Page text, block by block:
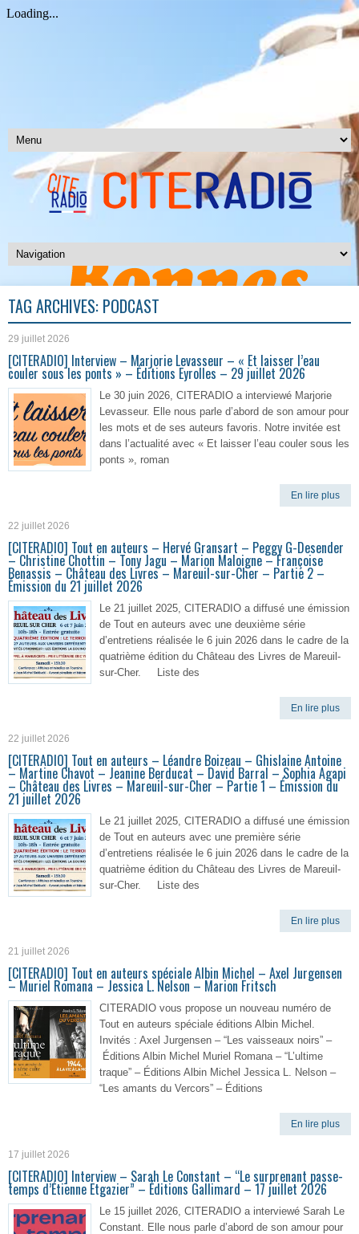
TAG ARCHIVES: PODCAST
29 juillet 2026
[CITERADIO] Interview – Marjorie Levasseur – « Et laisser l’eau
couler sous les ponts » – Éditions Eyrolles – 29 juillet 2026
Le 30 juin 2026, CITERADIO a interviewé Marjorie
Levasseur. Elle nous parle d’abord de son amour pour
les mots et de ses auteurs favoris. Notre invitée est
dans l’actualité avec « Et laisser l’eau couler sous les
ponts », roman
En lire plus
22 juillet 2026
[CITERADIO] Tout en auteurs – Hervé Gransart – Peggy G-Desender
– Christine Chottin – Tony Jagu – Marion Maloigne – Françoise
Benassis – Château des Livres – Mareuil-sur-Cher – Partie 2 –
Émission du 21 juillet 2026
Le 21 juillet 2025, CITERADIO a diffusé une émission
de Tout en auteurs avec une deuxième série
d’entretiens réalisée le 6 juin 2026 dans le cadre de la
quatrième édition du Château des Livres de Mareuil-
sur-Cher. Liste des
En lire plus
22 juillet 2026
[CITERADIO] Tout en auteurs – Léandre Boizeau – Ghislaine Antoine
– Martine Chavot – Jeanine Berducat – David Barral – Sophia Agapi
– Château des Livres – Mareuil-sur-Cher – Partie 1 – Émission du
21 juillet 2026
Le 21 juillet 2025, CITERADIO a diffusé une émission
de Tout en auteurs avec une première série
d’entretiens réalisée le 6 juin 2026 dans le cadre de la
quatrième édition du Château des Livres de Mareuil-
sur-Cher. Liste des
En lire plus
21 juillet 2026
[CITERADIO] Tout en auteurs spéciale Albin Michel – Axel Jurgensen
– Muriel Romana – Jessica L. Nelson – Marion Fritsch
CITERADIO vous propose un nouveau numéro de
Tout en auteurs spéciale éditions Albin Michel.
Invités : Axel Jurgensen – “Les vaisseaux noirs” –
Éditions Albin Michel Muriel Romana – “L’ultime
traque” – Éditions Albin Michel Jessica L. Nelson –
“Les amants du Vercors” – Éditions
En lire plus
17 juillet 2026
[CITERADIO] Interview – Sarah Le Constant – “Le surprenant passe-
temps d’Étienne Etgazier” – Éditions Gallimard – 17 juillet 2026
Le 15 juillet 2026, CITERADIO a interviewé Sarah Le
Constant. Elle nous parle d’abord de son amour pour